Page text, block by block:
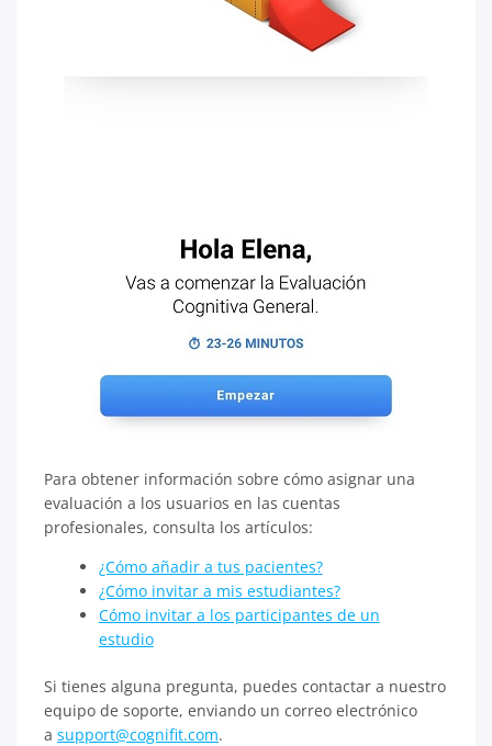
Para obtener información sobre cómo asignar una
evaluación a los usuarios en las cuentas
profesionales, consulta los artículos:
¿Cómo añadir a tus pacientes?
¿Cómo invitar a mis estudiantes?
Cómo invitar a los participantes de un
estudio​​​
Si tienes alguna pregunta, puedes contactar a nuestro
equipo de soporte, enviando un correo electrónico
a support@cognifit.com.